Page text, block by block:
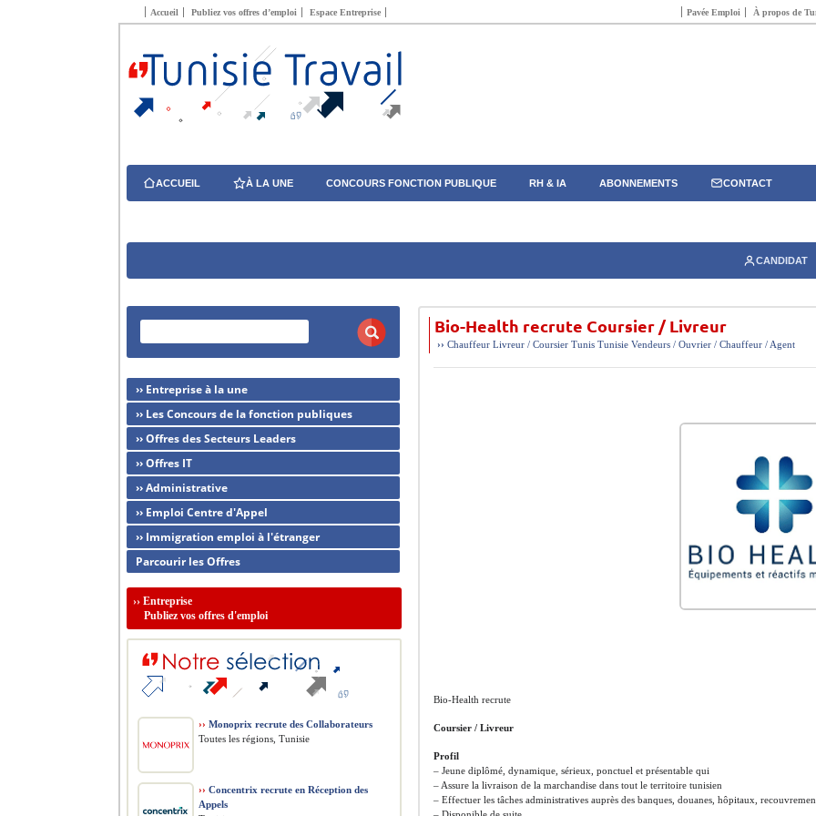
Accueil Publiez vos offres d’emploi Espace Entreprise Pavée Emploi À propos de
ACCUEIL À LA UNE CONCOURS FONCTION PUBLIQUE RH & IA ABONNEMENTS CONTACT
CANDIDAT
Bio-Health recrute Coursier / Livreur
›› Chauffeur Livreur / Coursier Tunis Tunisie Vendeurs / Ouvrier / Chauffeur / Agent
Bio-Health recrute
Coursier / Livreur
Profil
– Jeune diplômé, dynamique, sérieux, ponctuel et présentable qui
– Assure la livraison de la marchandise dans tout le territoire tunisien
– Effectuer les tâches administratives auprès des banques, douanes, hôpitaux,
›› Entreprise à la une
›› Les Concours de la fonction publiques
›› Offres des Secteurs Leaders
›› Offres IT
›› Administrative
›› Emploi Centre d'Appel
›› Immigration emploi à l'étranger
Parcourir les Offres
›› Entreprise
Publiez vos offres d'emploi
›› Monoprix recrute des Collaborateurs
Toutes les régions, Tunisie
›› Concentrix recrute en Réception des
Appels